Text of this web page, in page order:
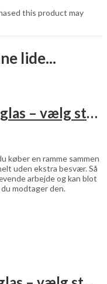
this product may
lide...
Hvid træramme m/plexiglas – vælg størrelse
køber en ramme sammen
uden ekstra besvær. Så
arbejde og kan blot
modtager den.